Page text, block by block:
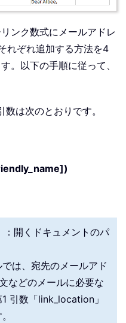
ンク数式にメールアドレ
れぞれ追加する方法を4
。以下の手順に従って、
数は次のとおりです。
：開くドキュメントのパ
は、宛先のメールアド
などのメールに必要な
引数「link_location」